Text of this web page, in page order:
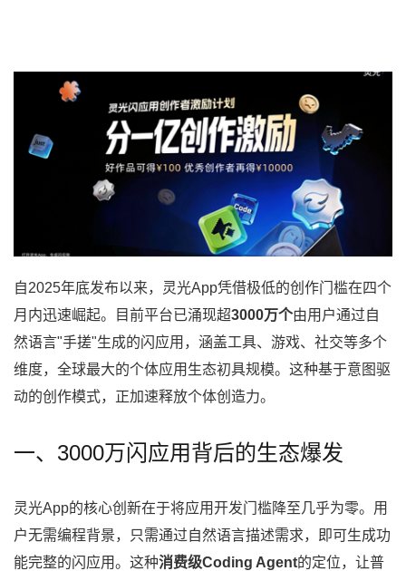
自2025年底发布以来，灵光App凭借极低的创作门槛在四个
月内迅速崛起。目前平台已涌现超3000万个由用户通过自
然语言"手搓"生成的闪应用，涵盖工具、游戏、社交等多个
维度，全球最大的个体应用生态初具规模。这种基于意图驱
动的创作模式，正加速释放个体创造力。
一、3000万闪应用背后的生态爆发
灵光App的核心创新在于将应用开发门槛降至几乎为零。用
户无需编程背景，只需通过自然语言描述需求，即可生成功
能完整的闪应用。这种消费级Coding Agent的定位，让普